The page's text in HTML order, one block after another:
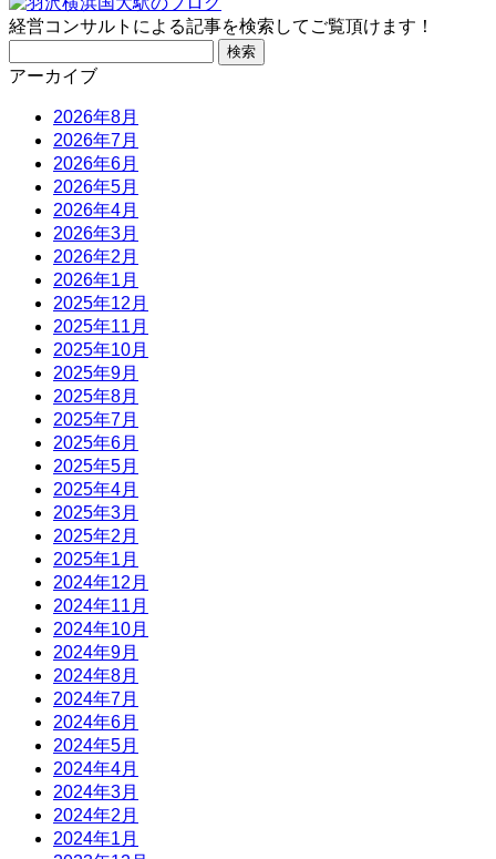
経営コンサルトによる記事を検索してご覧頂けます！
索:
アーカイブ
2026年8月
2026年7月
2026年6月
2026年5月
2026年4月
2026年3月
2026年2月
2026年1月
2025年12月
2025年11月
2025年10月
2025年9月
2025年8月
2025年7月
2025年6月
2025年5月
2025年4月
2025年3月
2025年2月
2025年1月
2024年12月
2024年11月
2024年10月
2024年9月
2024年8月
2024年7月
2024年6月
2024年5月
2024年4月
2024年3月
2024年2月
2024年1月